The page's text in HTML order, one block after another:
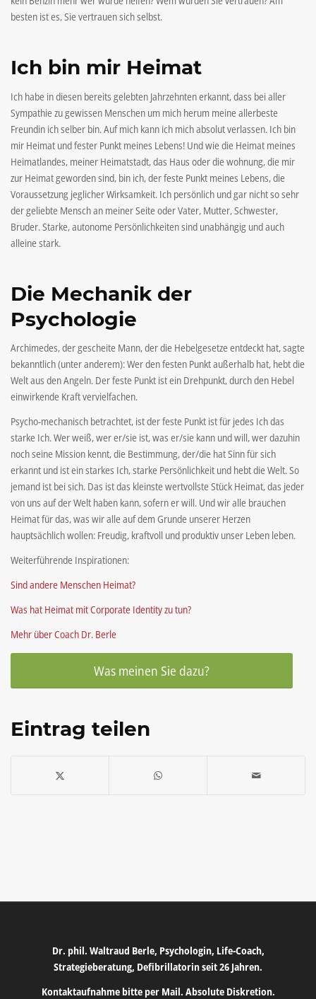
besten ist es, Sie vertrauen sich selbst.
Ich bin mir Heimat
Ich habe in diesen bereits gelebten Jahrzehnten erkannt, dass bei aller
Sympathie zu gewissen Menschen um mich herum meine allerbeste
Freundin ich selber bin. Auf mich kann ich mich absolut verlassen. Ich bin
mir Heimat und fester Punkt meines Lebens! Und wie die Heimat meines
Heimatlandes, meiner Heimatstadt, das Haus oder die wohnung, die mir
zur Heimat geworden sind, bin ich, der feste Punkt meines Lebens, die
Voraussetzung jeglicher Wirksamkeit. Ich persönlich und gar nicht so sehr
der geliebte Mensch an meiner Seite oder Vater, Mutter, Schwester,
Bruder. Starke, autonome Persönlichkeiten sind unabhängig und auch
alleine stark.
Die Mechanik der
Psychologie
Archimedes, der gescheite Mann, der die Hebelgesetze entdeckt hat, sagte
bekanntlich (unter anderem): Wer den festen Punkt außerhalb hat, hebt die
Welt aus den Angeln. Der feste Punkt ist ein Drehpunkt, durch den Hebel
einwirkende Kraft vervielfachen.
Psycho-mechanisch betrachtet, ist der feste Punkt ist für jedes Ich das
starke Ich. Wer weiß, wer er/sie ist, was er/sie kann und will, wer dazuhin
noch seine Mission kennt, die Bestimmung, der/die hat Sinn für sich
erkannt und ist ein starkes Ich, starke Persönlichkeit und hebt die Welt. So
jemand ist bei sich. Das ist das kleinste wertvollste Stück Heimat, das jeder
von uns auf der Welt haben kann, sofern er will. Und wir alle brauchen
Heimat für das, was wir alle auf dem Grunde unserer Herzen
hauptsächlich wollen: Freudig, kraftvoll und produktiv unser Leben leben.
Weiterführende Inspirationen:
Sind andere Menschen Heimat?
Was hat Heimat mit Corporate Identity zu tun?
Mehr über Coach Dr. Berle
Was meinen Sie dazu?
Eintrag teilen
Dr. phil. Waltraud Berle, Psychologin, Life-Coach,
Strategieberatung, Defibrillatorin seit 26 Jahren.
Kontaktaufnahme bitte per Mail. Absolute Diskretion.